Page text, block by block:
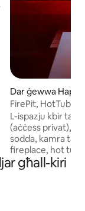
ta' 4.99 minn 5,
Dar ġewwa
FirePit, HotTub u
Bjut
L-ispazju kbir
(aċċess privat),
sodda, kamra tal-
fireplace, hot tub,
kċina żgħira w/
microwave, air
għall-kiri